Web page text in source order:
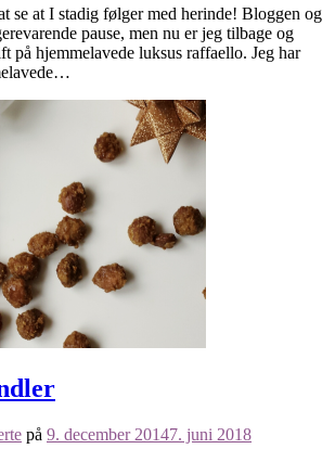
se at I stadig følger med herinde! Bloggen og
pause, men nu er jeg tilbage og
på hjemmelavede luksus raffaello. Jeg har
på 9. december 20147. juni 2018